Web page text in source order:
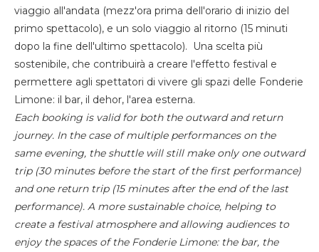
viaggio all'andata (mezz'ora prima dell'orario di inizio del
primo spettacolo), e un solo viaggio al ritorno (15 minuti
dopo la fine dell'ultimo spettacolo). Una scelta più
sostenibile, che contribuirà a creare l'effetto festival e
permettere agli spettatori di vivere gli spazi delle Fonderie
Limone: il bar, il dehor, l'area esterna.
Each booking is valid for both the outward and return
journey. In the case of multiple performances on the
same evening, the shuttle will still make only one outward
trip (30 minutes before the start of the first performance)
and one return trip (15 minutes after the end of the last
performance). A more sustainable choice, helping to
create a festival atmosphere and allowing audiences to
enjoy the spaces of the Fonderie Limone: the bar, the